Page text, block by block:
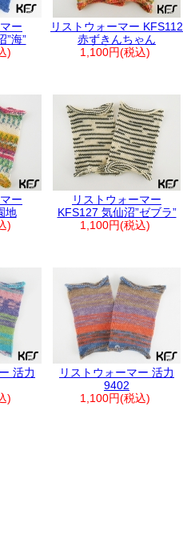
ー
”海”
)
リストウォーマー KFS112
赤ずきんちゃん
1,100円(税込)
ー
地
)
リストウォーマー
KFS127 気仙沼”ゼブラ”
1,100円(税込)
活力
)
リストウォーマー 活力
9402
1,100円(税込)